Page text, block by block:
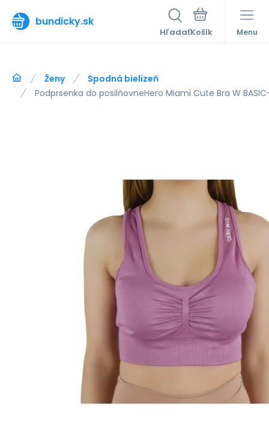
bundicky.sk
Hľadať Menu
Ženy
Spodná bielizeň
Podprsenka do posilňovneHero Miami Cute Bra W